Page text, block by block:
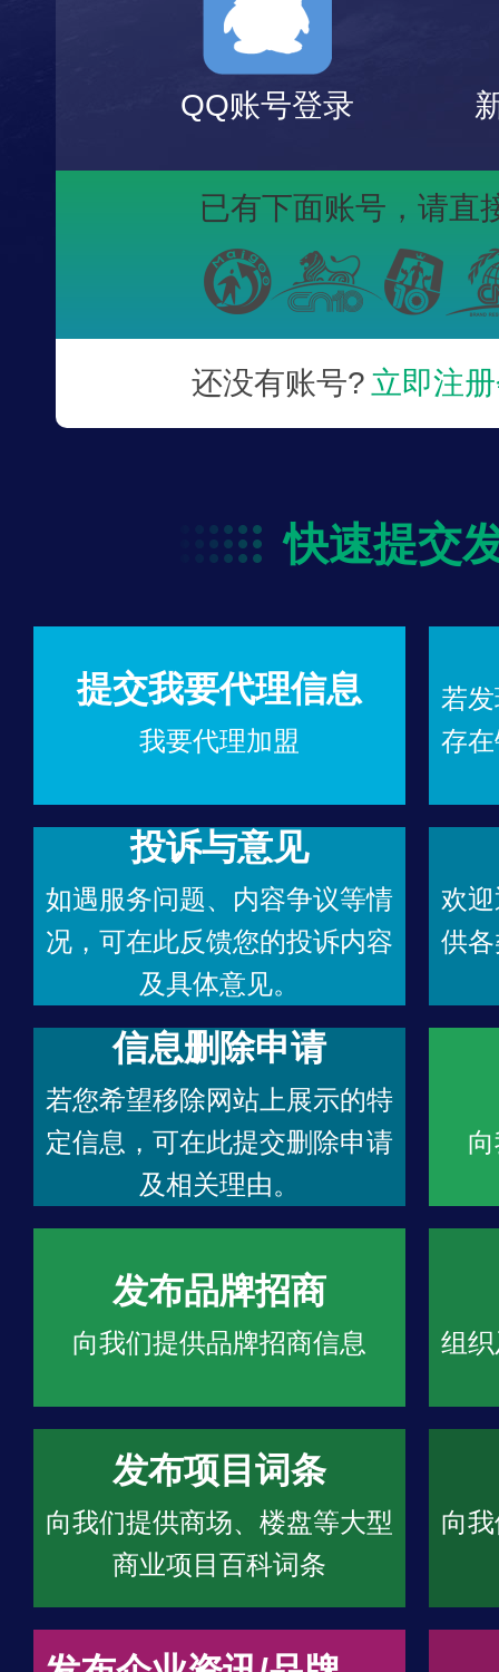
QQ账号登录
已有下面账号， 请直
还没有账号? 立即注
快速提交
提交我要代理信息
我要代理加盟
若
存
投诉与意见
如遇服务问题、内容争议等情
况，可在此反馈您的投诉内容
及具体意见。
欢
供
信息删除申请
若您希望移除网站上展示的特
定信息，可在此提交删除申请
及相关理由。
发布品牌招商
向我们提供品牌招商信息 组
发布项目词条
向我们提供商场、楼盘等大型
商业项目百科词条
向